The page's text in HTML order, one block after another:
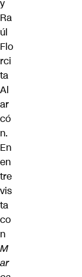
y
Ra
úl
Flo
rci
ta
Al
ar
có
n.
En
en
tre
vis
ta
co
n
M
ar